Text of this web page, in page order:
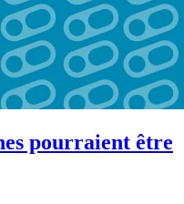
pourraient être